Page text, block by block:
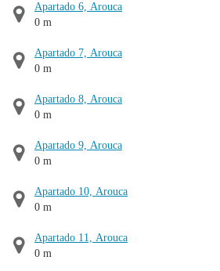
Apartado 6, Arouca
0 m
Apartado 7, Arouca
0 m
Apartado 8, Arouca
0 m
Apartado 9, Arouca
0 m
Apartado 10, Arouca
0 m
Apartado 11, Arouca
0 m